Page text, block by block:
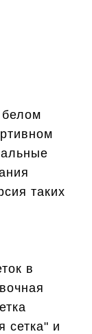
таких
в
сетка" и